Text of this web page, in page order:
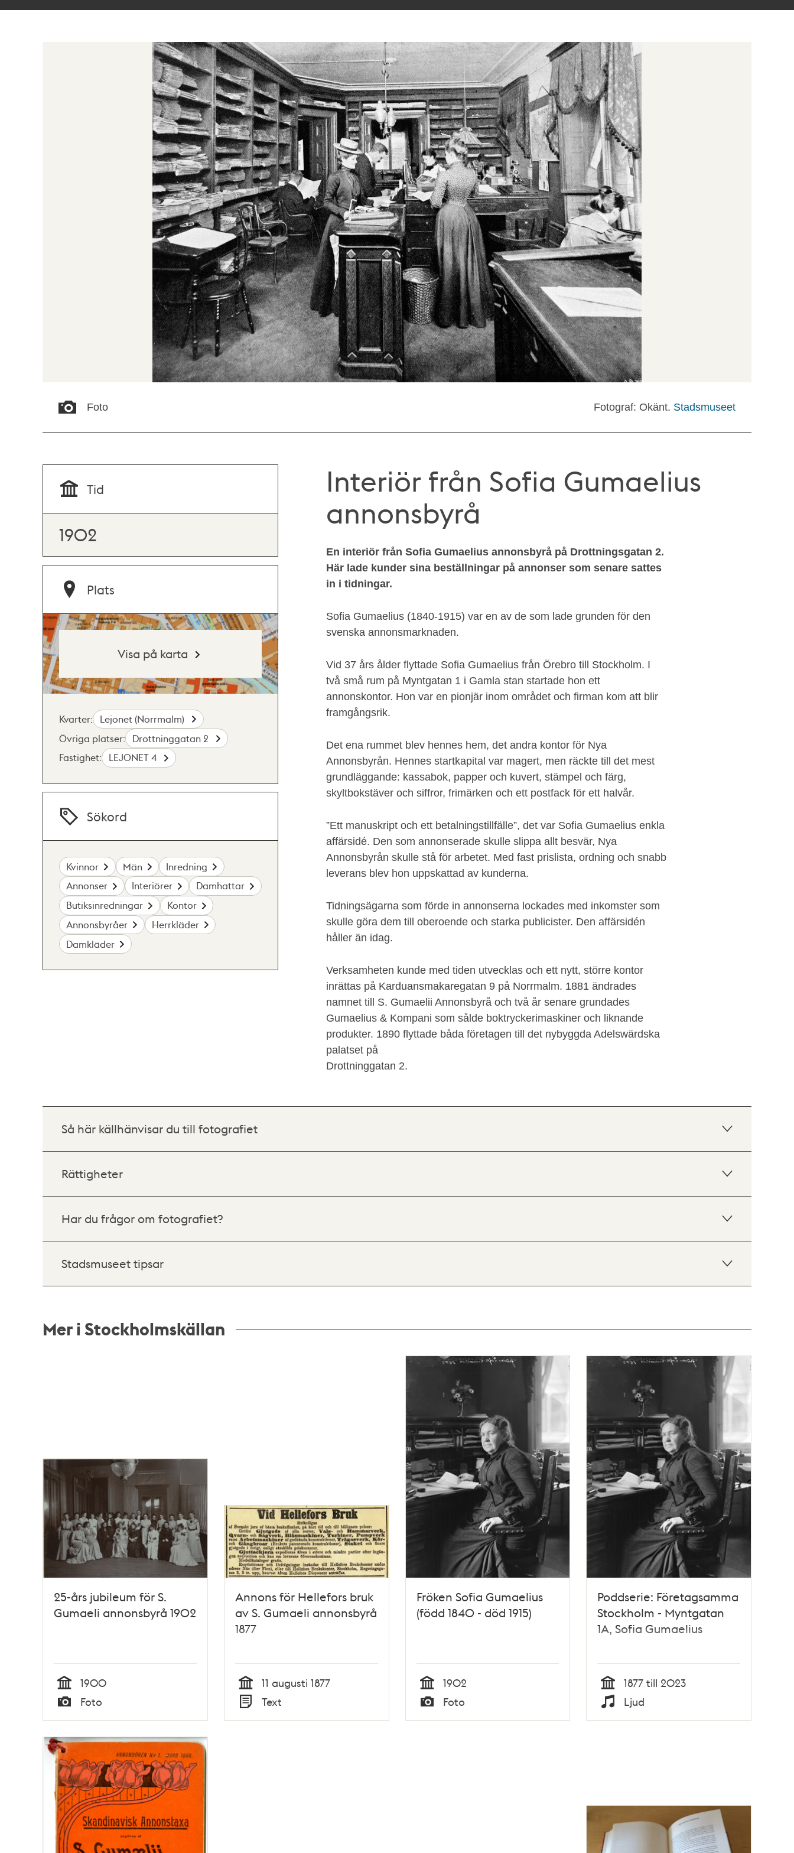
Foto Fotograf: Okänt. Stadsmuseet
Interiör från Sofia Gumaelius
annonsbyrå
En interiör från Sofia Gumaelius annonsbyrå på Drottningsgatan 2.
Här lade kunder sina beställningar på annonser som senare sattes
in i tidningar.
Sofia Gumaelius (1840-1915) var en av de som lade grunden för den
svenska annonsmarknaden.
Vid 37 års ålder flyttade Sofia Gumaelius från Örebro till Stockholm. I
två små rum på Myntgatan 1 i Gamla stan startade hon ett
annonskontor. Hon var en pionjär inom området och firman kom att blir
framgångsrik.
Det ena rummet blev hennes hem, det andra kontor för Nya
Annonsbyrån. Hennes startkapital var magert, men räckte till det mest
grundläggande: kassabok, papper och kuvert, stämpel och färg,
skyltbokstäver och siffror, frimärken och ett postfack för ett halvår.
”Ett manuskript och ett betalningstillfälle”, det var Sofia Gumaelius enkla
affärsidé. Den som annonserade skulle slippa allt besvär, Nya
Annonsbyrån skulle stå för arbetet. Med fast prislista, ordning och snabb
leverans blev hon uppskattad av kunderna.
Tidningsägarna som förde in annonserna lockades med inkomster som
skulle göra dem till oberoende och starka publicister. Den affärsidén
håller än idag.
Verksamheten kunde med tiden utvecklas och ett nytt, större kontor
inrättas på Karduansmakaregatan 9 på Norrmalm. 1881 ändrades
namnet till S. Gumaelii Annonsbyrå och två år senare grundades
Gumaelius & Kompani som sålde boktryckerimaskiner och liknande
produkter. 1890 flyttade båda företagen till det nybyggda Adelswärdska
palatset på
Drottninggatan 2.
Tid
1902
Plats
Visa på karta
Kvarter:
Lejonet (Norrmalm)
Övriga platser:
Drottninggatan 2
Fastighet:
LEJONET 4
Sökord
Kvinnor Män
Inredning
Annonser
Interiörer
Damhattar
Butiksinredningar
Kontor
Annonsbyråer
Herrkläder
Damkläder
Så här källhänvisar du till fotografiet
Rättigheter
Har du frågor om fotografiet?
Stadsmuseet tipsar
Mer i Stockholmskällan
25-års jubileum för S.
Gumaeli annonsbyrå 1902
Tid
1900
Typ
Foto
Annons för Hellefors bruk
av S. Gumaeli annonsbyrå
1877
Tid
11 augusti 1877
Typ
Text
Fröken Sofia Gumaelius
(född 1840 - död 1915)
Tid
1902
Typ
Foto
Poddserie: Företagsamma
Stockholm - Myntgatan
1A, Sofia Gumaelius
Tid
1877 till 2023
Typ
Ljud